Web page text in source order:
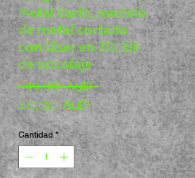
Metal Earth, modelo
de metal cortado
con láser en 3D, kit
de bricolaje
39,99 AUD Precio
20,00 AUDPrecio de
Cantidad *